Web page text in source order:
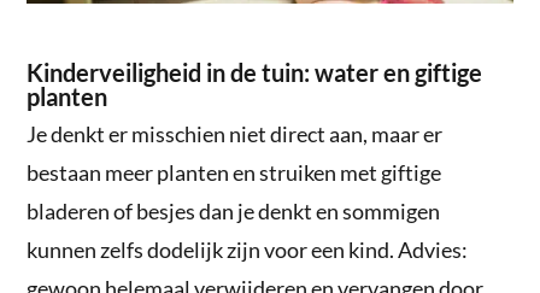
Kinderveiligheid in de tuin: water en giftige
planten
Je denkt er misschien niet direct aan, maar er
bestaan meer planten en struiken met giftige
bladeren of besjes dan je denkt en sommigen
kunnen zelfs dodelijk zijn voor een kind. Advies: